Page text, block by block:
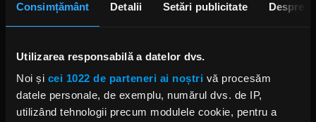
Consimțământ Detalii Setări publicitate Despre
Utilizarea responsabilă a datelor dvs.
Noi și cei 1022 de parteneri ai noștri vă procesăm
datele personale, de exemplu, numărul dvs. de IP,
utilizând tehnologii precum modulele cookie, pentru a